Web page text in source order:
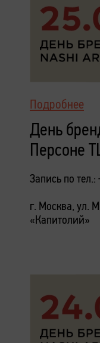
Подробнее
День
Персоне
Запись по
г. Москва, ул.
«Капитолий»